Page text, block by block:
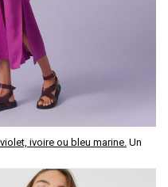
ivoire ou bleu marine. Un